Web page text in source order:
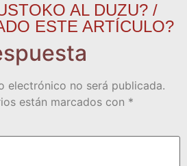
AL DUZU? /
ESTE ARTÍCULO?
electrónico no será publicada.
están marcados con *